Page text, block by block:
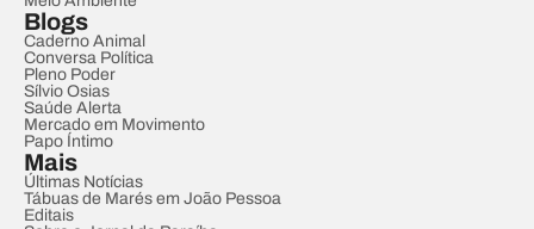
Blogs
Caderno Animal
Conversa Política
Pleno Poder
Sílvio Osias
Saúde Alerta
Mercado em Movimento
Papo Íntimo
Mais
Últimas Notícias
Tábuas de Marés em João Pessoa
Editais